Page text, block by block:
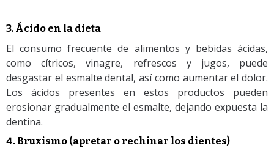
3. Ácido en la dieta
El consumo frecuente de alimentos y bebidas ácidas,
como cítricos, vinagre, refrescos y jugos, puede
desgastar el esmalte dental, así como aumentar el dolor.
Los ácidos presentes en estos productos pueden
erosionar gradualmente el esmalte, dejando expuesta la
dentina.
4. Bruxismo (apretar o rechinar los dientes)